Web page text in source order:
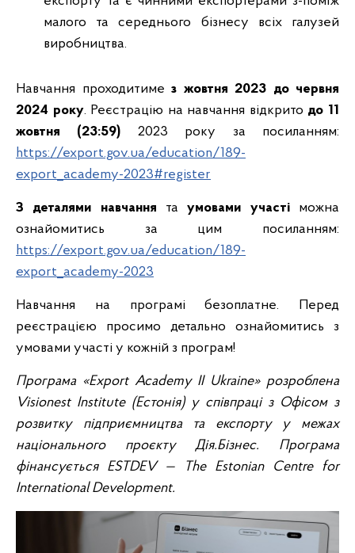
малого та середнього бізнесу всіх галузей
виробництва.
Навчання проходитиме з жовтня 2023 до червня
2024 року. Реєстрацію на навчання відкрито до 11
жовтня (23:59) 2023 року за посиланням:
https://export.gov.ua/education/189-
export_academy-2023#register
З деталями навчання таумовами участі можна
ознайомитись за цим посиланням:
https://export.gov.ua/education/189-
export_academy-2023
Навчання на програмі безоплатне. Перед
реєстрацією просимо детально ознайомитись з
умовами участі у кожній з програм!
Програма «Export Academy II Ukraine» розроблена
Visionest Institute (Естонія) у співпраці з Офісом з
розвитку підприємництва та експорту у межах
національного проєкту Дія.Бізнес. Програма
фінансується ESTDEV — The Estonian Centre for
International Development.